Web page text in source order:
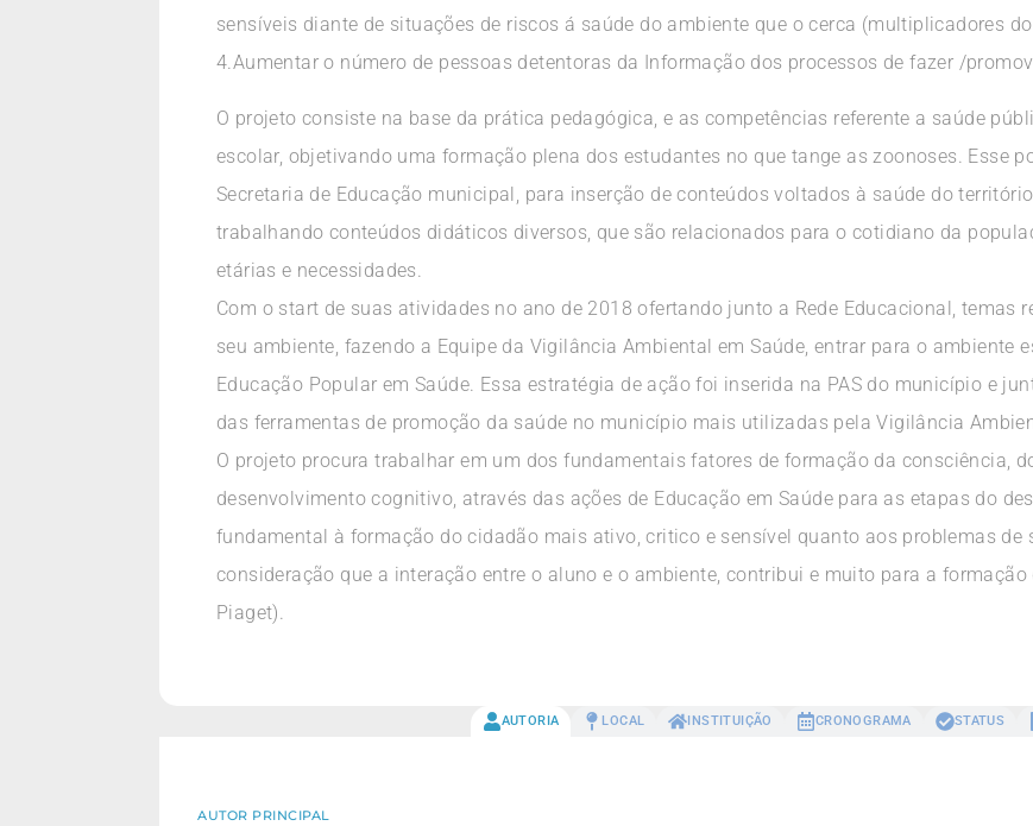
sensíveis diante de situações de riscos á saúde do ambiente que o cerca (multiplicadores
4.Aumentar o número de pessoas detentoras da Informação dos processos de fazer /
O projeto consiste na base da prática pedagógica, e as competências referente a saúde
escolar, objetivando uma formação plena dos estudantes no que tange as zoonoses. Esse
Secretaria de Educação municipal, para inserção de conteúdos voltados à saúde do
trabalhando conteúdos didáticos diversos, que são relacionados para o cotidiano da
etárias e necessidades.
Com o start de suas atividades no ano de 2018 ofertando junto a Rede Educacional, temas
seu ambiente, fazendo a Equipe da Vigilância Ambiental em Saúde, entrar para o ambiente
Educação Popular em Saúde. Essa estratégia de ação foi inserida na PAS do município e
das ferramentas de promoção da saúde no município mais utilizadas pela Vigilância
O projeto procura trabalhar em um dos fundamentais fatores de formação da consciência,
desenvolvimento cognitivo, através das ações de Educação em Saúde para as etapas do
fundamental à formação do cidadão mais ativo, critico e sensível quanto aos problemas de
consideração que a interação entre o aluno e o ambiente, contribui e muito para a
Piaget).
AUTORIA LOCAL INSTITUIÇÃO CRONOGRAMA STATUS
AUTOR PRINCIPAL